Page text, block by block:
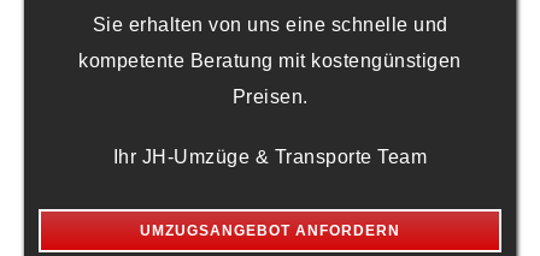
Sie erhalten von uns eine schnelle und
kompetente Beratung mit kostengünstigen
Preisen.
Ihr JH-Umzüge & Transporte Team
UMZUGSANGEBOT ANFORDERN